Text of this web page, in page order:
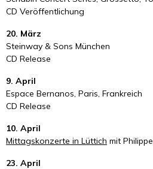
CD Veröffentlichung
20. März
Steinway & Sons München
CD Release
9. April
Espace Bernanos, Paris, Frankreich
CD Release
10. April
Mittagskonzerte in Lüttich mit
23. April